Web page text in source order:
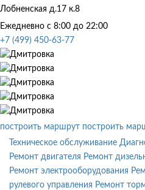
Лобненская д.17 к.8
Ежедневно с 8:00 до 22:00
+7 (499) 450-63-77
построить маршрут построить
Техническое обслуживание
Ремонт двигателя Ремонт
Ремонт электрооборудования
рулевого управления Ремонт